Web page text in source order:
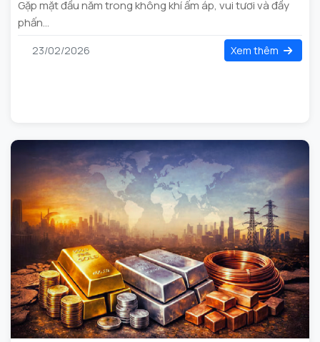
Gặp mặt đầu năm trong không khí ấm áp, vui tươi và đầy
phấn...
23/02/2026 Xem thêm